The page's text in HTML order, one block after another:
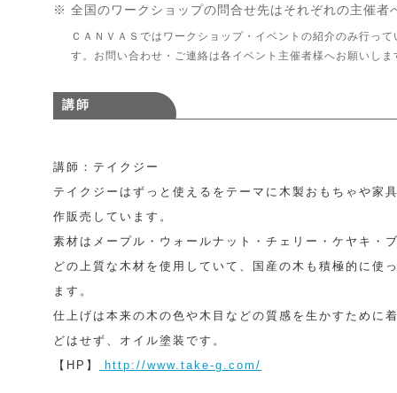
※ 全国のワークショップの問合せ先はそれぞれの主催者
ＣＡＮＶＡＳではワークショップ・イベントの紹介のみ行って
す。お問い合わせ・ご連絡は各イベント主催者様へお願いしま
講師
講師：テイクジー
テイクジーはずっと使えるをテーマに木製おもちゃや家
作販売しています。
素材はメープル・ウォールナット・チェリー・ケヤキ・
どの上質な木材を使用していて、国産の木も積極的に使
ます。
仕上げは本来の木の色や木目などの質感を生かすために
どはせず、オイル塗装です。
【HP】
http://www.take-g.com/